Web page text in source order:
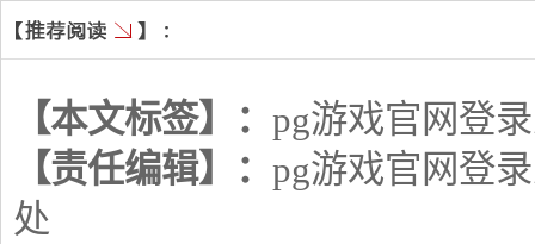
【本文标签】： pg游戏官网登
【责任编辑】： pg游戏官网登
处